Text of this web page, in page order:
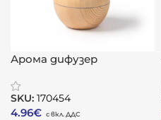
Арома дифузер
SKU: 170454
4.96€